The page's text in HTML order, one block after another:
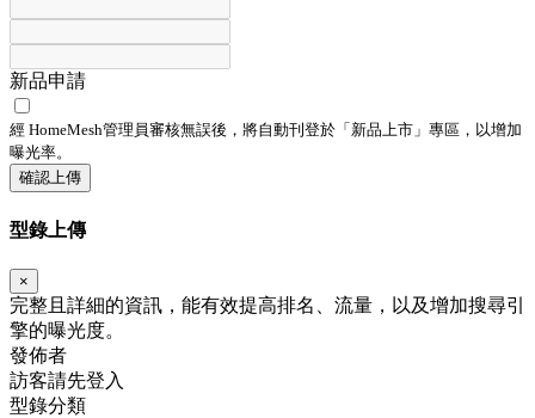
新品申請
經 HomeMesh管理員審核無誤後，將自動刊登於「 新品上市 」專區，以增加
曝光率。
確認上傳
型錄上傳
×
完整且詳細的資訊，能有效提高排名、流量，以及增加搜尋引
擎的曝光度。
發佈者
訪客請先登入
型錄分類